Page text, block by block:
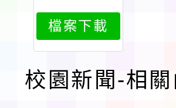
856attach
1
檔案下載
校園新聞-相關